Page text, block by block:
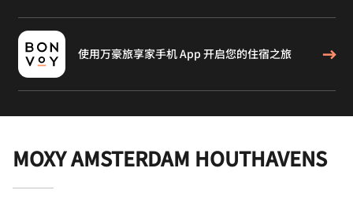
使用万豪旅享家手机 App 开启您的住宿之旅
MOXY AMSTERDAM HOUTHAVENS